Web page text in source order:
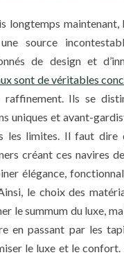
longtemps maintenant,
source
de design et
sont de véritables
Ils se
uniques et avant-
les limites. Il faut dire
créant ces navires
élégance,
le choix des
le summum du luxe,
en passant par les
le luxe et le